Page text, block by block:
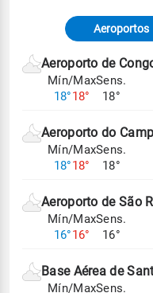
Fonte: dados
meteorológicas e
de Tempo e
Para obter mais
Aeroportos
Aeroporto de
Mín/Max
18°18°
Sens.
18°
Aeroporto do
Mín/Max
18°18°
Sens.
18°
Aeroporto de São
Mín/Max
16°16°
Sens.
16°
Base Aérea de
Mín/MaxSens.